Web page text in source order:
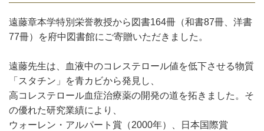
遠藤章本学特別栄誉教授から図書164冊（和書87冊、洋書
77冊）を府中図書館にご寄贈いただきました。
遠藤先生は、血液中のコレステロール値を低下させる物質
「スタチン」を青カビから発見し、
高コレステロール血症治療薬の開発の道を拓きました。そ
の優れた研究業績により、
ウォーレン・アルパート賞（2000年）、日本国際賞